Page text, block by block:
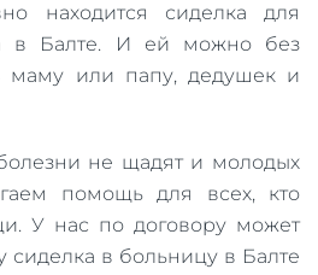
находится сиделка для
в Балте. И ей можно без
маму или папу, дедушек и
не щадят и молодых
помощь для всех, кто
У нас по договору может
сиделка в больницу в Балте